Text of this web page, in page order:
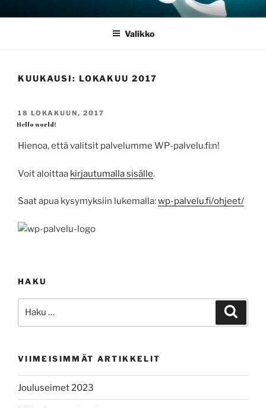
sisältöönJOULUSEIMET.FI
Valikko
KUUKAUSI: LOKAKUU 2017
JULKAISTU
18 LOKAKUUN, 2017
Hello world!
Hienoa, että valitsit palvelumme WP-palvelu.fi:n!
Voit aloittaa kirjautumalla sisälle.
Saat apua kysymyksiin lukemalla:wp-palvelu.fi/ohjeet/
HAKU
VIIMEISIMMÄT ARTIKKELIT
Jouluseimet 2023